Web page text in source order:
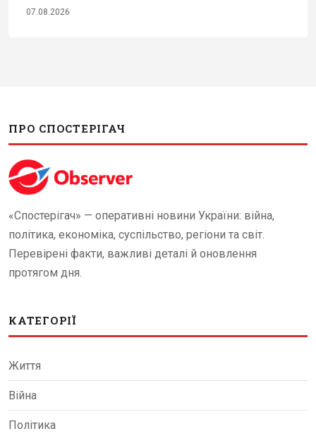
07.08.2026
ПРО СПОСТЕРІГАЧ
«Спостерігач» — оперативні новини України: війна,
політика, економіка, суспільство, регіони та світ.
Перевірені факти, важливі деталі й оновлення
протягом дня.
КАТЕГОРІЇ
Життя
Війна
Політика